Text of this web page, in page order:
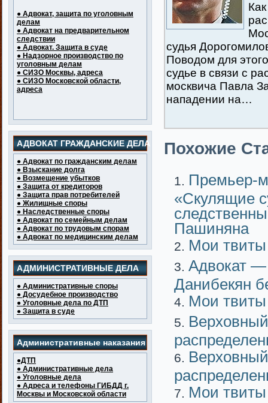
● Адвокат, защита по уголовным
делам
● Адвокат на предварительном
следствии
● Адвокат. Защита в суде
● Надзорное производство по
уголовным делам
● СИЗО Москвы, адреса
● СИЗО Московской области,
адреса
АДВОКАТ ГРАЖДАНСКИЕ ДЕЛА
● Адвокат по гражданским делам
● Взыскание долга
● Возмещение убытков
● Защита от кредиторов
● Защита прав потребителей
● Жилищные споры
● Наследственные споры
● Адвокат по семейным делам
● Адвокат по трудовым спорам
● Адвокат по медицинским делам
АДМИНИСТРАТИВНЫЕ ДЕЛА
● Административные споры
● Досудебное производство
● Уголовные дела по ДТП
● Защита в суде
Административные наказания
●ДТП
● Административные дела
● Уголовные дела
● Адреса и телефоны ГИБДД г.
Москвы и Московской области
судья
Поводом для
судье в связи с
москвича Павла
нападении на…
Похожие
Премьер-
«Скулящие
Пашиняна
Мои твиты
Адвокат —
Данибекян
Мои твиты
Мои твиты